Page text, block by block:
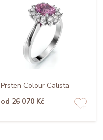
Prsten Colour Calista
od 26 070 Kč